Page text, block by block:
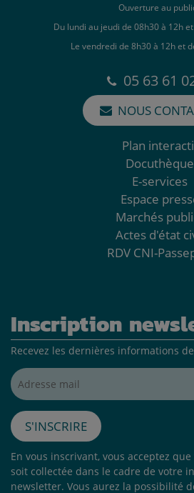
Ouverture au
Du lundi au jeudi de 08h30 à 12h
Le vendredi de 8h30 à 12h et
05 63 61
NOUS
Plan
Docuthèque
E-services
Espace
Marchés
Actes d'état
RDV CNI-
Inscription
Recevez les dernières informations
Adresse mail*
S'inscrire
En vous inscrivant, vous acceptez
soit collectée dans le cadre de votre
newsletter. Vous aurez la possibilité